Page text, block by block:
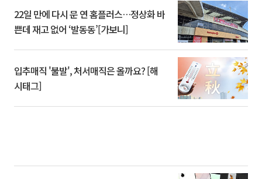
22일 만에 다시 문 연 홈플러스…정상화 바
쁜데 재고 없어 ‘발동동’[가보니]
입추매직 '불발', 처서매직은 올까요? [해
시태그]